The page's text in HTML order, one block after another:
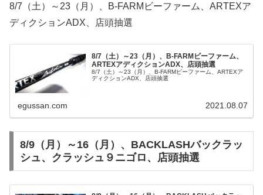
8/7（土）～23（月）、B-FARMビーファーム、ARTEXア
ディクションADX、店頭抽選
8/7（土）～23（月）、B-FARMビーファーム、
ARTEXアディクションADX、店頭抽選
8/7（土）～23（月）、B-FARMビーファーム、ARTEXア
ディクションADX、店頭抽選
egussan.com 2021.08.07
8/9（月）～16（月）、BACKLASHバックラッ
シュ、クラッシュ９ニゴロ、店頭抽選